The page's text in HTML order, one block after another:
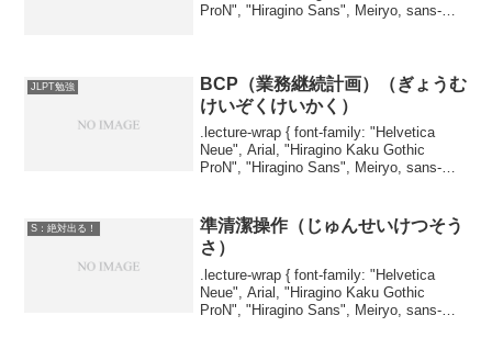
ProN", "Hiragino Sans", Meiryo, sans-
JLPT勉強
BCP（業務継続計画）（ぎょうむ
けいぞくけいかく）
.lecture-wrap { font-family: "Helvetica
Neue", Arial, "Hiragino Kaku Gothic
ProN", "Hiragino Sans", Meiryo, sans-
S：絶対出る！
準清潔操作（じゅんせいけつそう
さ）
.lecture-wrap { font-family: "Helvetica
Neue", Arial, "Hiragino Kaku Gothic
ProN", "Hiragino Sans", Meiryo, sans-